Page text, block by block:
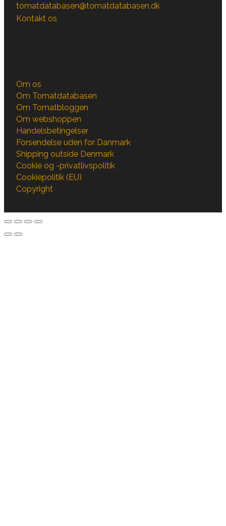
tomatdatabasen@tomatdatabasen.dk
Kontakt os
Om os
Om Tomatdatabasen
Om Tomatbloggen
Om webshoppen
Handelsbetingelser
Forsendelse uden for Danmark
Shipping outside Denmark
Cookie og -privatlivspolitik
Cookiepolitik (EU)
Copyright